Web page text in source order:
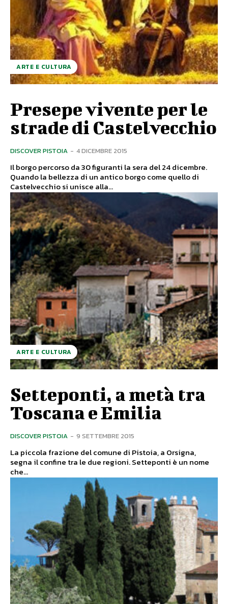
ARTE E CULTURA
Presepe vivente per le
strade di Castelvecchio
DISCOVER PISTOIA - 4 DICEMBRE 2015
Il borgo percorso da 30 figuranti la sera del 24 dicembre.
Quando la bellezza di un antico borgo come quello di
Castelvecchio si unisce alla...
ARTE E CULTURA
Setteponti, a metà tra
Toscana e Emilia
DISCOVER PISTOIA - 9 SETTEMBRE 2015
La piccola frazione del comune di Pistoia, a Orsigna,
segna il confine tra le due regioni. Setteponti è un nome
che...